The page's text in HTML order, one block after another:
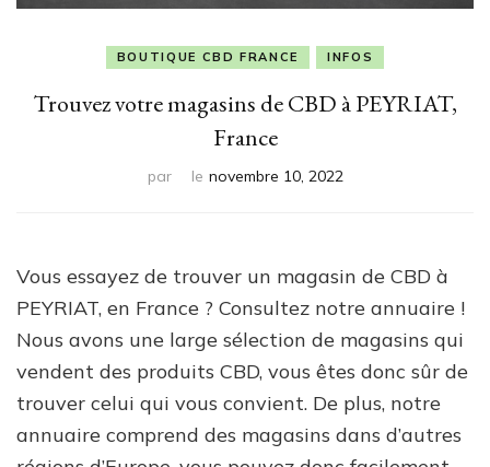
BOUTIQUE CBD FRANCE INFOS
Trouvez votre magasins de CBD à PEYRIAT,
France
par le novembre 10, 2022
Vous essayez de trouver un magasin de CBD à
PEYRIAT, en France ? Consultez notre annuaire !
Nous avons une large sélection de magasins qui
vendent des produits CBD, vous êtes donc sûr de
trouver celui qui vous convient. De plus, notre
annuaire comprend des magasins dans d’autres